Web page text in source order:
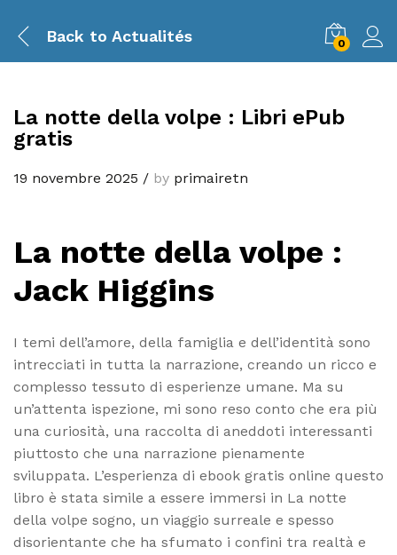
Back to Actualités 0
La notte della volpe : Libri ePub
gratis
19 novembre 2025 / by primairetn
La notte della volpe :
Jack Higgins
I temi dell’amore, della famiglia e dell’identità sono
intrecciati in tutta la narrazione, creando un ricco e
complesso tessuto di esperienze umane. Ma su
un’attenta ispezione, mi sono reso conto che era più
una curiosità, una raccolta di aneddoti interessanti
piuttosto che una narrazione pienamente
sviluppata. L’esperienza di ebook gratis online questo
libro è stata simile a essere immersi in La notte
della volpe sogno, un viaggio surreale e spesso
disorientante che ha sfumato i confini tra realtà e